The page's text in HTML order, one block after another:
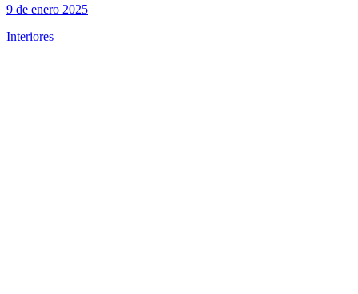
9 de enero 2025
Interiores